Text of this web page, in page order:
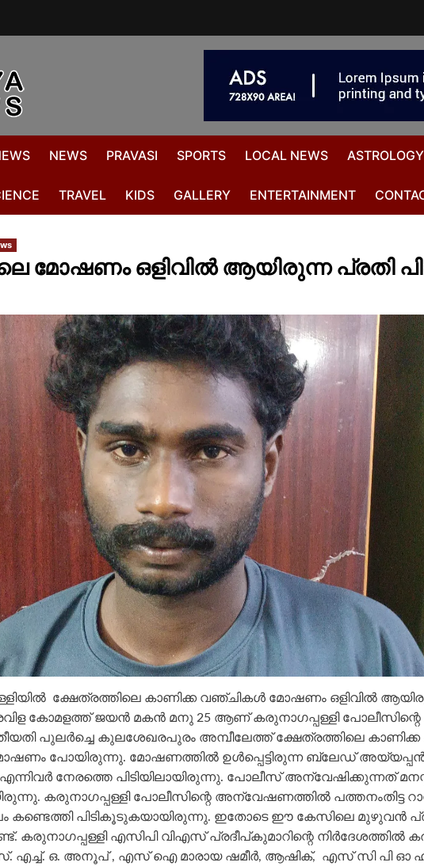
NEWS PRAVASI SPORTS LOCAL NEWS ASTROLOGY
TRAVEL KIDS GALLERY ENTERTAINMENT
മോഷണം ഒളിവിൽ ആയിരുന്ന പ്രതി
ക്ഷേത്രത്തിലെ കാണിക്ക വഞ്ചികൾ മോഷണം ഒളിവിൽ
കോമളത്ത് ജയൻ മകൻ മനു 25 ആണ് കരുനാഗപ്പള്ളി പോലീസിന്റെ
തീയതി പുലർച്ചെ കുലശേഖരപുരം അമ്പീലേത്ത് ക്ഷേത്രത്തിലെ
പോയിരുന്നു. മോഷണത്തിൽ ഉൾപ്പെട്ടിരുന്ന ബ്ലേഡ്
നേരത്തെ പിടിയിലായിരുന്നു. പോലീസ് അന്വേഷിക്കുന്നത്
കരുനാഗപ്പള്ളി പോലീസിന്റെ അന്വേഷണത്തിൽ പത്തനംതിട്ട
കണ്ടെത്തി പിടികൂടുകയായിരുന്നു. ഇതോടെ ഈ കേസിലെ മുഴുവൻ
കരുനാഗപ്പള്ളി എസിപി വിഎസ് പ്രദീപ്കുമാറിന്റെ നിർദേശത്തിൽ
എച്ച്. ഒ. അനൂപ് , എസ് ഐ മാരായ ഷമീർ, ആഷിക്, എസ് സി പി ഓ